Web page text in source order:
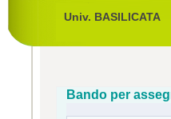
Univ. BASILICATA
Bando per